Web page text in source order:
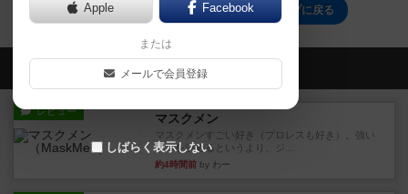
脱出：ザ・ゲーム プレミアの秘密のトップに戻る
会員の新しい投稿
レビュー マスクメン
マスクメンすごい好き（プロレスも好き）。強い
やつを決めるというより、ジ...
約4時間前 by わー
Apple Facebook
または
メールで会員登録
しばらく表示しない